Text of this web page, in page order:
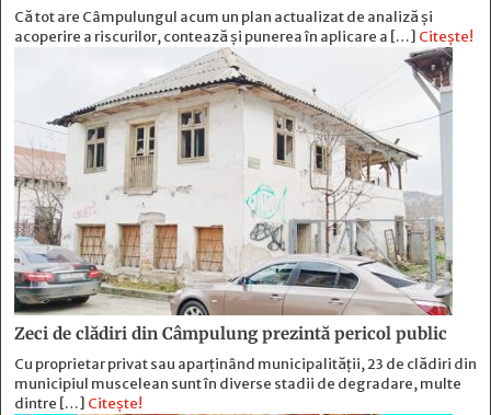
Că tot are Câmpulungul acum un plan actualizat de analiză și
acoperire a riscurilor, contează și punerea în aplicare a […] Citește!
Zeci de clădiri din Câmpulung prezintă pericol public
Cu proprietar privat sau aparținând municipalității, 23 de clădiri din
municipiul muscelean sunt în diverse stadii de degradare, multe
dintre […] Citește!